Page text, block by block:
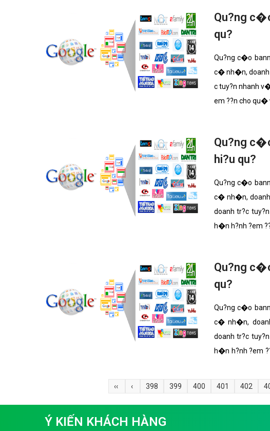
Bảng
Bảng
Bảng
Bảng
Qu?ng
qu?
Qu?ng c�o
c� nh�n, doanh
c tuy?n nhanh
em ??n cho qu�
Qu?ng
hi?u qu?
Qu?ng c�o
c� nh�n, doanh
doanh tr?c
h�n h?nh ?em
Qu?ng
qu?
Qu?ng c�o
c� nh�n,
doanh tr?c
h�n h?nh ?em
‹‹ ‹ 398 399 400 401 402
Ý KIẾN KHÁCH HÀNG